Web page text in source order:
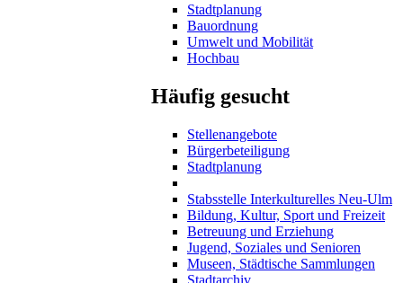
Stadtplanung
Bauordnung
Umwelt und Mobilität
Hochbau
Häufig gesucht
Stellenangebote
Bürgerbeteiligung
Stadtplanung
Stabsstelle Interkulturelles Neu-Ulm
Bildung, Kultur, Sport und Freizeit
Betreuung und Erziehung
Jugend, Soziales und Senioren
Museen, Städtische Sammlungen
Stadtarchiv